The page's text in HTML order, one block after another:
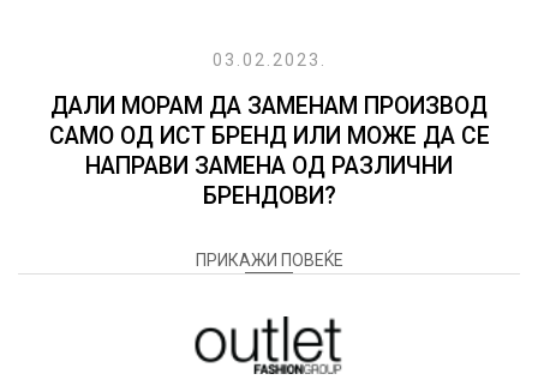
03.02.2023.
ДАЛИ МОРАМ ДА ЗАМЕНАМ ПРОИЗВОД
САМО ОД ИСТ БРЕНД ИЛИ МОЖЕ ДА СЕ
НАПРАВИ ЗАМЕНА ОД РАЗЛИЧНИ
БРЕНДОВИ?
ПРИКАЖИ ПОВЕЌЕ